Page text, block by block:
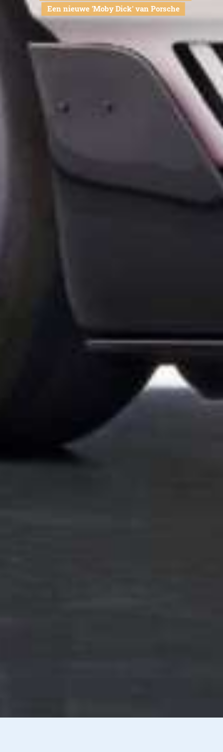
De
Porsche 935
een nieuwe
Een nieuwe 'Moby Dick' van